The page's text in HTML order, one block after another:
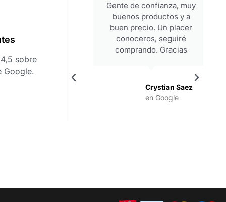
sobre
Google.
y con
eso se
Francis,
por esta
Gente de confianza, muy
buenos productos y a
buen precio. Un placer
conoceros, seguiré
comprando. Gracias
Crystian Saez
en Google